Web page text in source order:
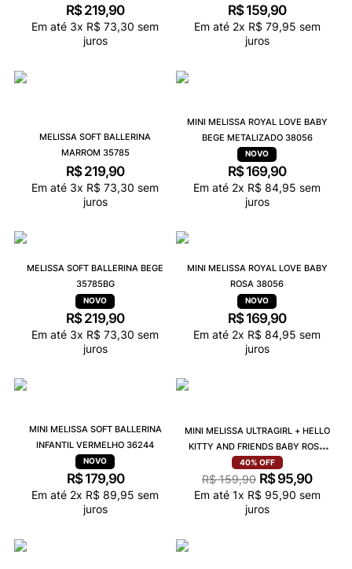
R$ 219,90
Em até 3x R$ 73,30 sem
juros
32995GH
R$ 159,90
Em até 2x R$ 79,95 sem
juros
MELISSA SOFT BALLERINA
MARROM 35785
R$ 219,90
Em até 3x R$ 73,30 sem
juros
MINI MELISSA ROYAL LOVE BABY
BEGE METALIZADO 38056
R$ 169,90
Em até 2x R$ 84,95 sem
juros
MELISSA SOFT BALLERINA BEGE
35785BG
R$ 219,90
Em até 3x R$ 73,30 sem
juros
MINI MELISSA ROYAL LOVE BABY
ROSA 38056
R$ 169,90
Em até 2x R$ 84,95 sem
juros
MINI MELISSA SOFT BALLERINA
INFANTIL VERMELHO 36244
R$ 179,90
Em até 2x R$ 89,95 sem
juros
MINI MELISSA ULTRAGIRL + HELLO
KITTY AND FRIENDS BABY ROSA
37873
40% OFF
R$ 159,90 R$ 95,90
Em até 1x R$ 95,90 sem
juros